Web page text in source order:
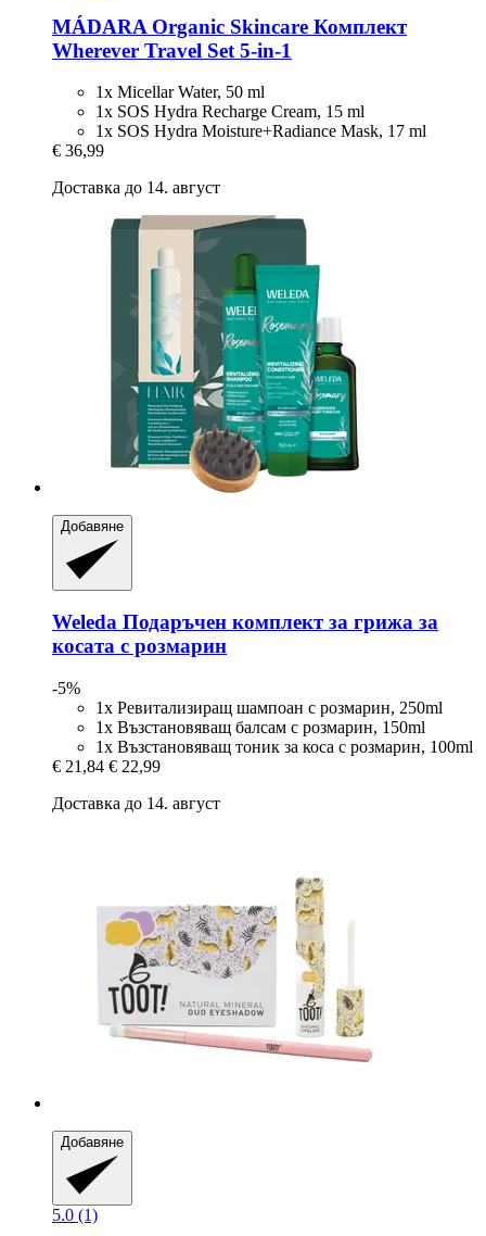
MÁDARA Organic Skincare Комплект
Wherever Travel Set 5-​in-​1
1x Micellar Water, 50 ml
1x SOS Hydra Recharge Cream, 15 ml
1x SOS Hydra Moisture+Radiance Mask, 17 ml
€ 36,99
Доставка до 14. август
Добавяне
Weleda Подаръчен комплект за грижа за
косата с розмарин
-5%
1x Ревитализиращ шампоан с розмарин, 250ml
1x Възстановяващ балсам с розмарин, 150ml
1x Възстановяващ тоник за коса с розмарин, 100ml
€ 21,84 € 22,99
Доставка до 14. август
Добавяне
5.0 (1)